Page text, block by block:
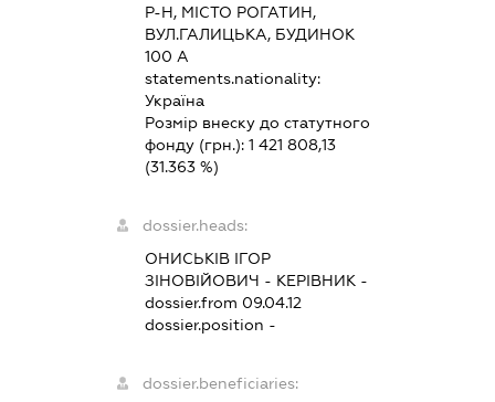
Р-Н, МІСТО РОГАТИН,
ВУЛ.ГАЛИЦЬКА, БУДИНОК
100 А
statements.nationality:
Україна
Розмір внеску до статутного
фонду (грн.): 1 421 808,13
(31.363 %)
dossier.heads:
ОНИСЬКІВ ІГОР
ЗІНОВІЙОВИЧ - КЕРІВНИК -
dossier.from 09.04.12
dossier.position -
dossier.beneficiaries: